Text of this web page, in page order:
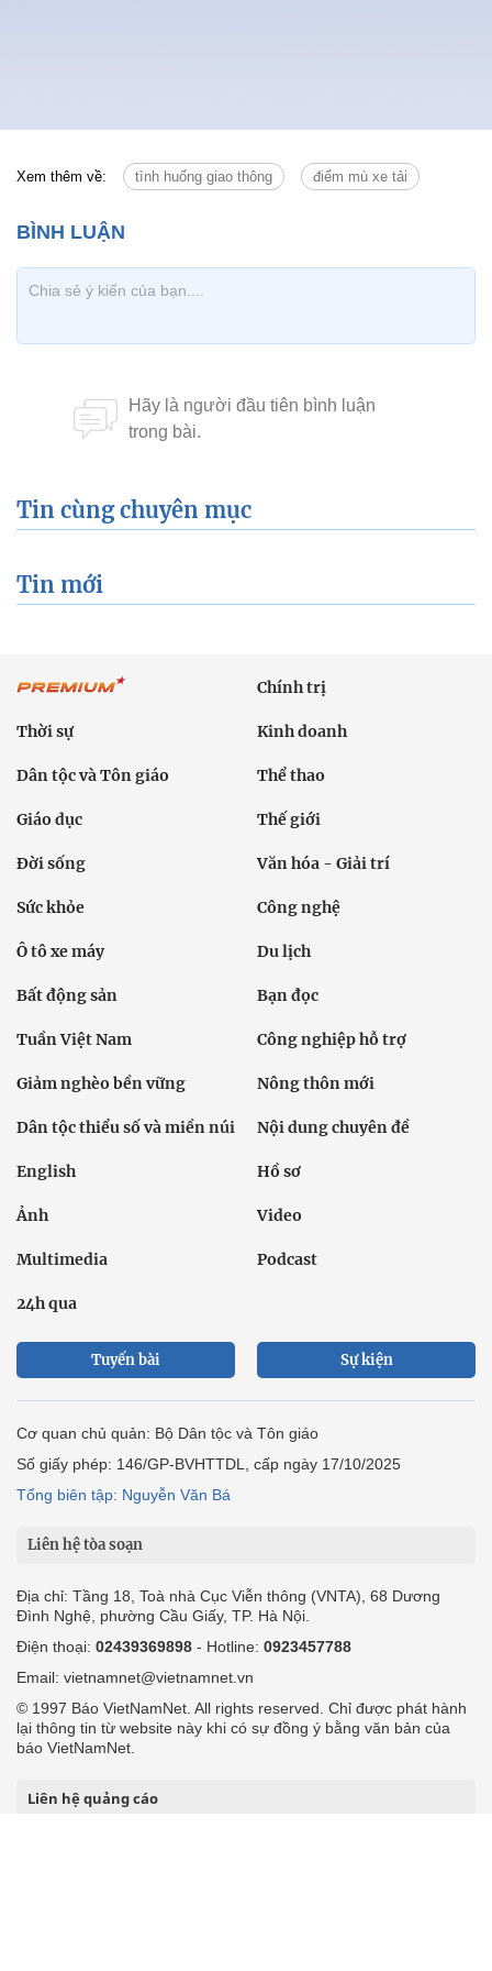
Xem thêm về: tình huống giao thông điểm mù xe tải
Tin cùng chuyên mục
Tin mới
Chính trị
Thời sự Kinh doanh
Dân tộc và Tôn giáo Thể thao
Giáo dục Thế giới
Đời sống Văn hóa - Giải trí
Sức khỏe Công nghệ
Ô tô xe máy Du lịch
Bất động sản Bạn đọc
Tuần Việt Nam Công nghiệp hỗ trợ
Giảm nghèo bền vững Nông thôn mới
Dân tộc thiểu số và miền núi Nội dung chuyên đề
English Hồ sơ
Ảnh Video
Multimedia Podcast
24h qua
Tuyến bài Sự kiện
Cơ quan chủ quản: Bộ Dân tộc và Tôn giáo
Số giấy phép: 146/GP-BVHTTDL, cấp ngày 17/10/2025
Tổng biên tập: Nguyễn Văn Bá
Liên hệ tòa soạn
Địa chỉ: Tầng 18, Toà nhà Cục Viễn thông (VNTA), 68 Dương
Đình Nghệ, phường Cầu Giấy, TP. Hà Nội.
Điện thoại: 02439369898 - Hotline: 0923457788
Email: vietnamnet@vietnamnet.vn
© 1997 Báo VietNamNet. All rights reserved. Chỉ được phát hành
lại thông tin từ website này khi có sự đồng ý bằng văn bản của
báo VietNamNet.
Liên hệ quảng cáo